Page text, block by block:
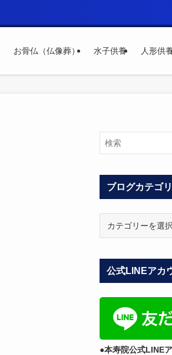
お骨仏（仏像葬） 水子供養 人形供
ブログカテゴ
カ
テ
ゴ
リ
公式LINEアカ
●本寿院公式LINE